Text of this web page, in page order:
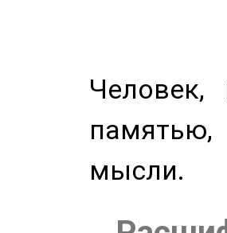
мысли.